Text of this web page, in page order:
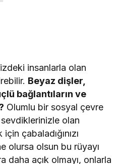
insanlarla olan
Beyaz dişler,
bağlantıların ve
Olumlu bir sosyal çevre
olan
çabaladığınızı
olursa olsun bu rüyayı
daha açık olmayı, onlarla